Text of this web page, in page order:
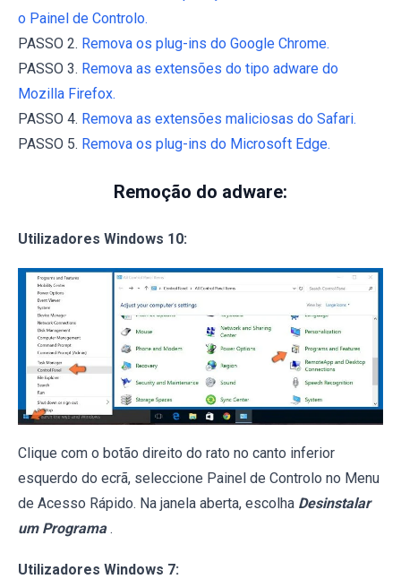
o Painel de Controlo.
PASSO 2. Remova os plug-ins do Google Chrome.
PASSO 3. Remova as extensões do tipo adware do
Mozilla Firefox.
PASSO 4. Remova as extensões maliciosas do Safari.
PASSO 5. Remova os plug-ins do Microsoft Edge.
Remoção do adware:
Utilizadores Windows 10:
Clique com o botão direito do rato no canto inferior
esquerdo do ecrã, seleccione Painel de Controlo no Menu
de Acesso Rápido. Na janela aberta, escolha Desinstalar
um Programa .
Utilizadores Windows 7: